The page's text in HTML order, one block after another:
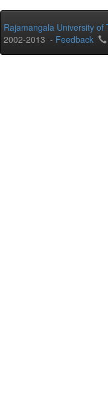
Rajamangala University
2002-2013 - Feedback